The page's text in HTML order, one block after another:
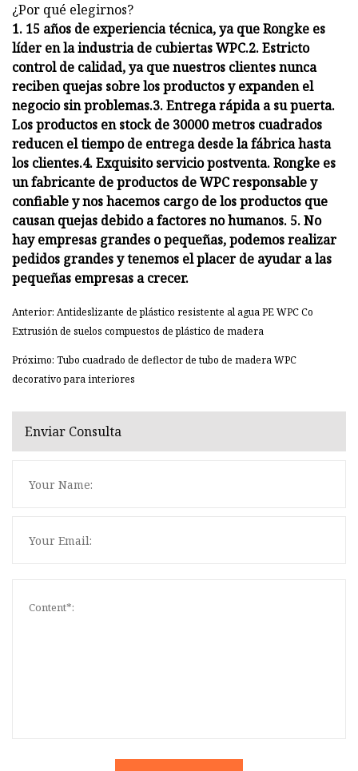
¿Por qué elegirnos?
1. 15 años de experiencia técnica, ya que Rongke es
líder en la industria de cubiertas WPC.2. Estricto
control de calidad, ya que nuestros clientes nunca
reciben quejas sobre los productos y expanden el
negocio sin problemas.3. Entrega rápida a su puerta.
Los productos en stock de 30000 metros cuadrados
reducen el tiempo de entrega desde la fábrica hasta
los clientes.4. Exquisito servicio postventa. Rongke es
un fabricante de productos de WPC responsable y
confiable y nos hacemos cargo de los productos que
causan quejas debido a factores no humanos. 5. No
hay empresas grandes o pequeñas, podemos realizar
pedidos grandes y tenemos el placer de ayudar a las
pequeñas empresas a crecer.
Anterior: Antideslizante de plástico resistente al agua PE WPC Co
Extrusión de suelos compuestos de plástico de madera
Próximo: Tubo cuadrado de deflector de tubo de madera WPC
decorativo para interiores
Enviar Consulta